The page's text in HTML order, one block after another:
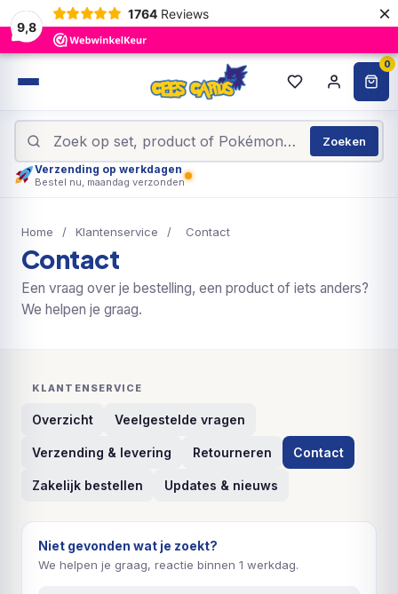
9,8
1764 Reviews ×
0
Zoeken
Verzending op werkdagen
Bestel nu, maandag verzonden
Home / Klantenservice / Contact
Contact
Een vraag over je bestelling, een product of iets anders?
We helpen je graag.
KLANTENSERVICE
Overzicht Veelgestelde vragen
Verzending & levering Retourneren Contact
Zakelijk bestellen Updates & nieuws
Niet gevonden wat je zoekt?
We helpen je graag, reactie binnen 1 werkdag.